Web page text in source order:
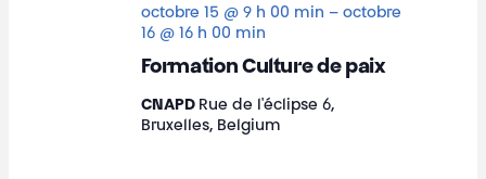
Formation Culture de paix
octobre 15 @ 9 h 00 min – octobre
16 @ 16 h 00 min
CNAPD Rue de l'éclipse 6,
Bruxelles, Belgium